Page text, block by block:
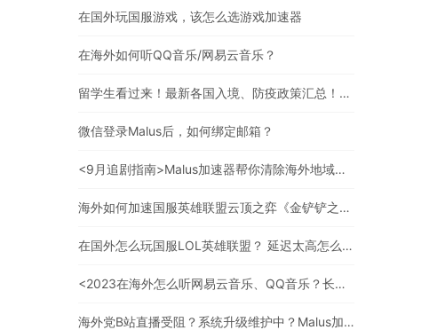
在国外玩国服游戏，该怎么选游戏加速器
在海外如何听QQ音乐/网易云音乐？
留学生看过来！最新各国入境、防疫政策汇总！（文末有福利）
微信登录Malus后，如何绑定邮箱？
<9月追剧指南>Malus加速器帮你清除海外地域限制，实现追剧自由！
海外如何加速国服英雄联盟云顶之弈《金铲铲之战》？
在国外怎么玩国服LOL英雄联盟？ 延迟太高怎么办？
<2023在海外怎么听网易云音乐、QQ音乐？长久有效的方法来了>
海外党B站直播受阻？系统升级维护中？Malus加速器帮你一步解决真问题